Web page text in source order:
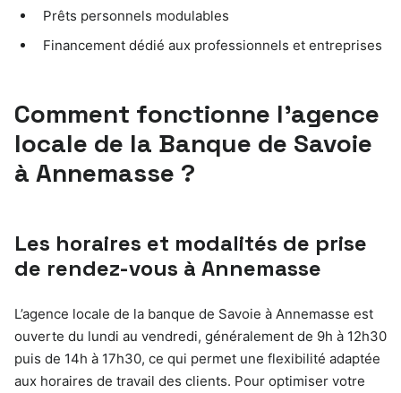
Prêts personnels modulables
Financement dédié aux professionnels et entreprises
Comment fonctionne l’agence
locale de la Banque de Savoie
à Annemasse ?
Les horaires et modalités de prise
de rendez-vous à Annemasse
L’agence locale de la banque de Savoie à Annemasse est
ouverte du lundi au vendredi, généralement de 9h à 12h30
puis de 14h à 17h30, ce qui permet une flexibilité adaptée
aux horaires de travail des clients. Pour optimiser votre